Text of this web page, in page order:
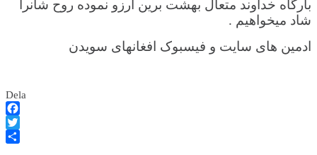
بارگاه خداوند متعال بهشت برین آرزو نموده روح شانرا
شاد میخواهیم .
ادمین های سایت و فیسبوک افغانهای سویدن
Dela
Facebook
Twitter